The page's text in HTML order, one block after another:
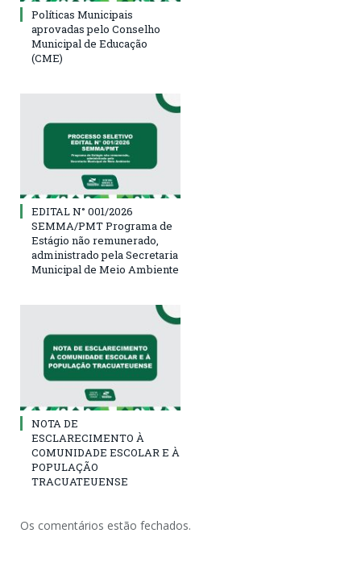
Políticas Municipais
aprovadas pelo Conselho
Municipal de Educação
(CME)
EDITAL N° 001/2026
SEMMA/PMT Programa de
Estágio não remunerado,
administrado pela Secretaria
Municipal de Meio Ambiente
NOTA DE
ESCLARECIMENTO À
COMUNIDADE ESCOLAR E À
POPULAÇÃO
TRACUATEUENSE
Os comentários estão fechados.